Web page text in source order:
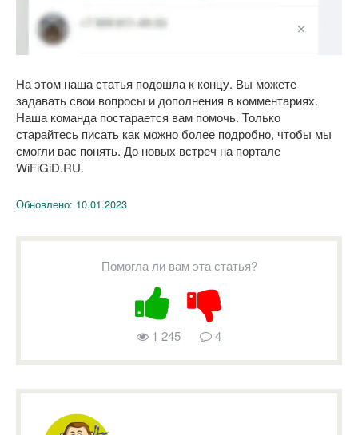
На этом наша статья подошла к концу. Вы можете
задавать свои вопросы и дополнения в комментариях.
Наша команда постарается вам помочь. Только
старайтесь писать как можно более подробно, чтобы мы
смогли вас понять. До новых встреч на портале
WiFiGiD.RU.
Обновлено: 10.01.2023
Помогла ли вам эта статья?
1 245 4